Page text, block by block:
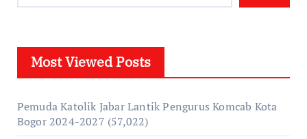
Most Viewed Posts
Pemuda Katolik Jabar Lantik Pengurus Komcab Kota
Bogor 2024-2027 (57,022)